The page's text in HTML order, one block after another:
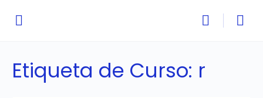
Etiqueta de Curso: r